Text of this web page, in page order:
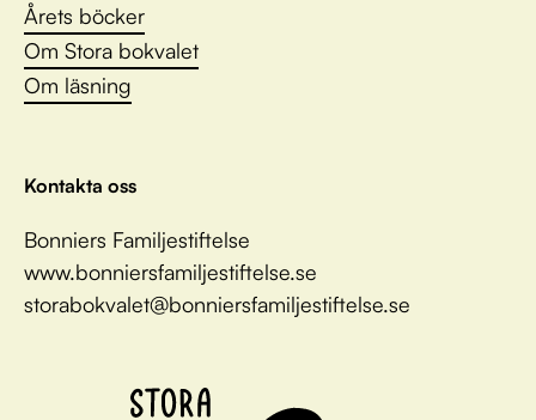
Årets böcker
Om Stora bokvalet
Om läsning
Kontakta oss
Bonniers Familjestiftelse
www.bonniersfamiljestiftelse.se
storabokvalet@bonniersfamiljestiftelse.se